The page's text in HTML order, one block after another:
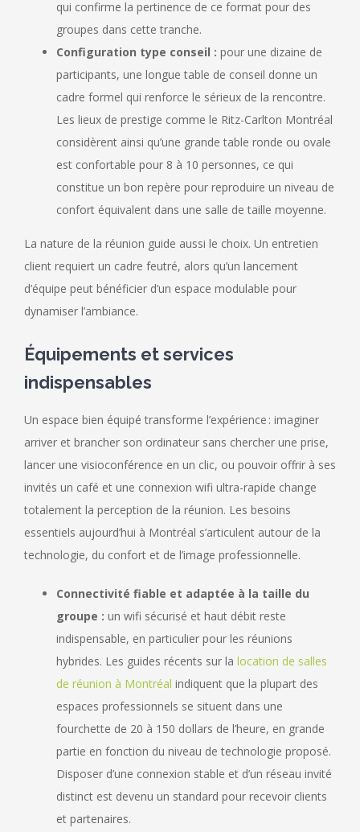
qui confirme la pertinence de ce format pour des
groupes dans cette tranche.
Configuration type conseil : pour une dizaine de
participants, une longue table de conseil donne un
cadre formel qui renforce le sérieux de la rencontre.
Les lieux de prestige comme le Ritz-Carlton Montréal
considèrent ainsi qu’une grande table ronde ou ovale
est confortable pour 8 à 10 personnes, ce qui
constitue un bon repère pour reproduire un niveau de
confort équivalent dans une salle de taille moyenne.
La nature de la réunion guide aussi le choix. Un entretien
client requiert un cadre feutré, alors qu’un lancement
d’équipe peut bénéficier d’un espace modulable pour
dynamiser l’ambiance.
Équipements et services
indispensables
Un espace bien équipé transforme l’expérience : imaginer
arriver et brancher son ordinateur sans chercher une prise,
lancer une visioconférence en un clic, ou pouvoir offrir à ses
invités un café et une connexion wifi ultra-rapide change
totalement la perception de la réunion. Les besoins
essentiels aujourd’hui à Montréal s’articulent autour de la
technologie, du confort et de l’image professionnelle.
Connectivité fiable et adaptée à la taille du
groupe : un wifi sécurisé et haut débit reste
indispensable, en particulier pour les réunions
hybrides. Les guides récents sur la location de salles
de réunion à Montréal indiquent que la plupart des
espaces professionnels se situent dans une
fourchette de 20 à 150 dollars de l’heure, en grande
partie en fonction du niveau de technologie proposé.
Disposer d’une connexion stable et d’un réseau invité
distinct est devenu un standard pour recevoir clients
et partenaires.